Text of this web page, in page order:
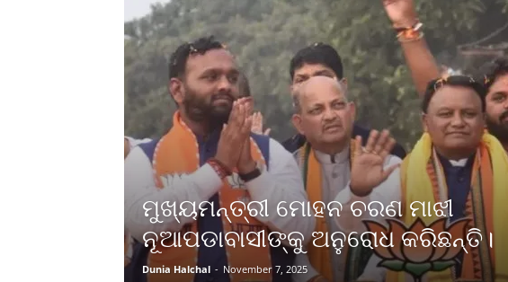
ମୁଖ୍ୟମନ୍ତ୍ରୀ ମୋହନ ଚରଣ ମାଝୀ
ନୂଆପଡାବାସୀଙ୍କୁ ଅନୁରୋଧ କରିଛନ୍ତି।
Dunia Halchal - November 7, 2025